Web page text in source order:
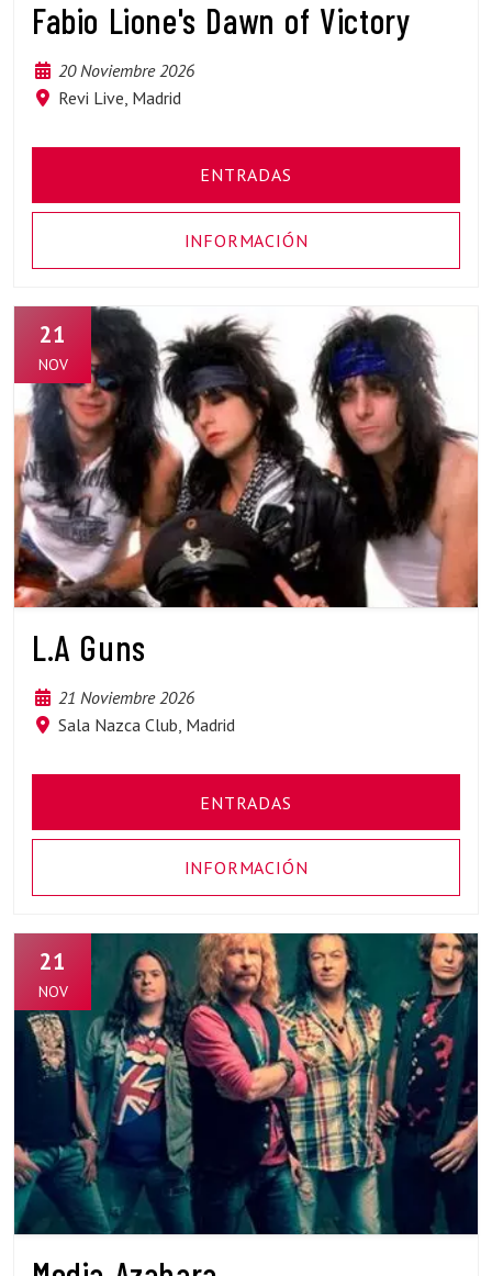
Fabio Lione's Dawn of Victory
20 Noviembre 2026
Revi Live, Madrid
ENTRADAS
INFORMACIÓN
21
NOV
L.A Guns
21 Noviembre 2026
Sala Nazca Club, Madrid
ENTRADAS
INFORMACIÓN
21
NOV